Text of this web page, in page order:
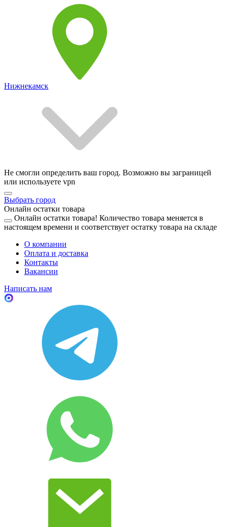
Нижнекамск
Не смогли определить ваш город. Возможно вы заграницей
или используете vpn
Выбрать город
Онлайн остатки товара
Онлайн остатки товара! Количество товара меняется в
настоящем времени и соответствует остатку товара на складе
О компании
Оплата и доставка
Контакты
Вакансии
Написать нам